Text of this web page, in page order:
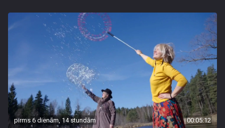
pirms 6 dienām, 14 stundām 00:05:12